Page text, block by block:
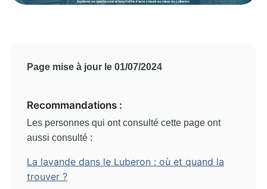
Page mise à jour le 01/07/2024
Recommandations :
Les personnes qui ont consulté cette page ont
aussi consulté :
La lavande dans le Luberon : où et quand la
trouver ?